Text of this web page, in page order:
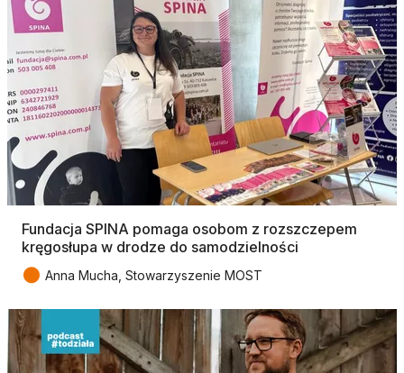
Fundacja SPINA pomaga osobom z rozszczepem
kręgosłupa w drodze do samodzielności
● Anna Mucha, Stowarzyszenie MOST